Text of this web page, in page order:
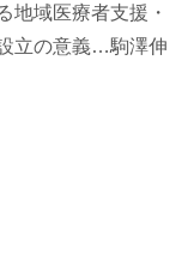
地域医療者支援・
立の意義…駒澤伸